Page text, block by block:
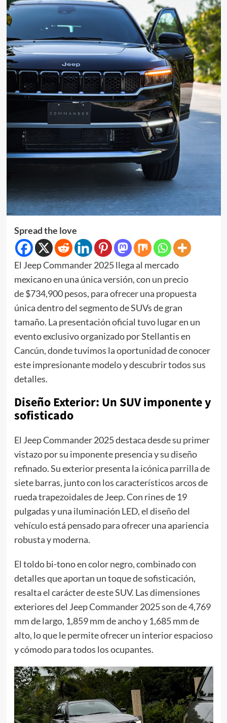
Spread the love
El Jeep Commander 2025 llega al mercado
mexicano en una única versión, con un precio
de $734,900 pesos, para ofrecer una propuesta
única dentro del segmento de SUVs de gran
tamaño. La presentación oficial tuvo lugar en un
evento exclusivo organizado por Stellantis en
Cancún, donde tuvimos la oportunidad de conocer
este impresionante modelo y descubrir todos sus
detalles.
Diseño Exterior: Un SUV imponente y
sofisticado
El Jeep Commander 2025 destaca desde su primer
vistazo por su imponente presencia y su diseño
refinado. Su exterior presenta la icónica parrilla de
siete barras, junto con los característicos arcos de
rueda trapezoidales de Jeep. Con rines de 19
pulgadas y una iluminación LED, el diseño del
vehículo está pensado para ofrecer una apariencia
robusta y moderna.
El toldo bi-tono en color negro, combinado con
detalles que aportan un toque de sofisticación,
resalta el carácter de este SUV. Las dimensiones
exteriores del Jeep Commander 2025 son de 4,769
mm de largo, 1,859 mm de ancho y 1,685 mm de
alto, lo que le permite ofrecer un interior espacioso
y cómodo para todos los ocupantes.